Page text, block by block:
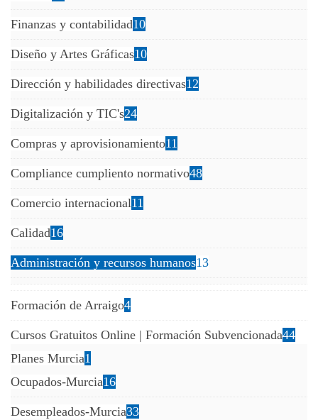
Finanzas y contabilidad10
Diseño y Artes Gráficas10
Dirección y habilidades directivas12
Digitalización y TIC's24
Compras y aprovisionamiento11
Compliance cumpliento normativo48
Comercio internacional11
Calidad16
Administración y recursos humanos13
Formación de Arraigo4
Cursos Gratuitos Online | Formación Subvencionada44
Planes Murcia1
Ocupados-Murcia16
Desempleados-Murcia33